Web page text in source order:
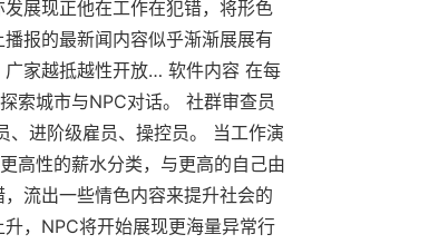
展现正他在工作在犯错，将形色
报的最新闻内容似乎渐渐展展有
家越抵越性开放… 软件内容 在每
索城市与NPC对话。 社群审查员
、进阶级雇员、操控员。 当工作演
高性的薪水分类，与更高的自己由
流出一些情色内容来提升社会的
升，NPC将开始展现更海量异常行